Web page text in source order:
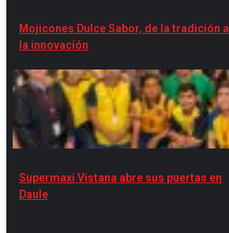
Mojicones Dulce Sabor, de la tradición a
la innovación
Supermaxi Vistana abre sus puertas en
Daule